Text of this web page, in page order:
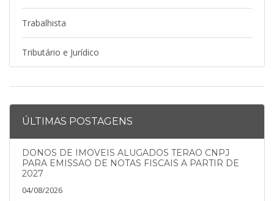
Trabalhista
Tributário e Jurídico
ÚLTIMAS POSTAGENS
DONOS DE IMOVEIS ALUGADOS TERAO CNPJ
PARA EMISSAO DE NOTAS FISCAIS A PARTIR DE
2027
04/08/2026